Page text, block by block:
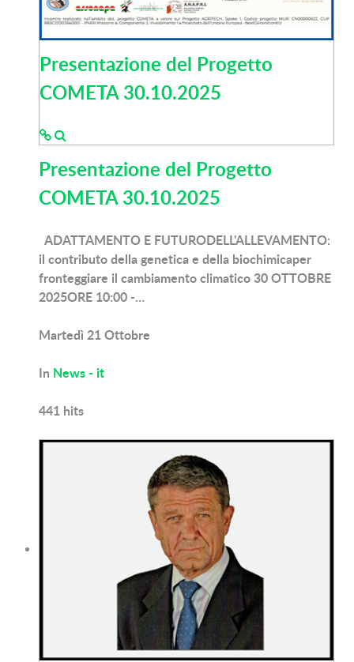
Presentazione del Progetto
COMETA 30.10.2025
Presentazione del Progetto
COMETA 30.10.2025
ADATTAMENTO E FUTURODELL'ALLEVAMENTO:
il contributo della genetica e della biochimicaper
fronteggiare il cambiamento climatico 30 OTTOBRE
2025ORE 10:00 -…
Martedì 21 Ottobre
In News - it
441 hits